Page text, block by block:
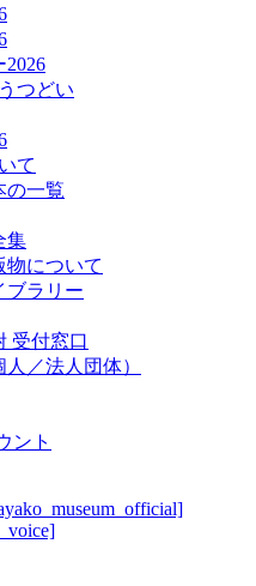
2026
つどい
て
の一覧
集
物について
ブラリー
受付窓口
／法人団体）
ント